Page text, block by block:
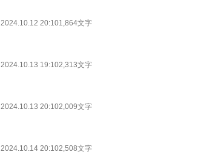
2024.10.12 20:101,864文字
2024.10.13 19:102,313文字
2024.10.13 20:102,009文字
2024.10.14 20:102,508文字